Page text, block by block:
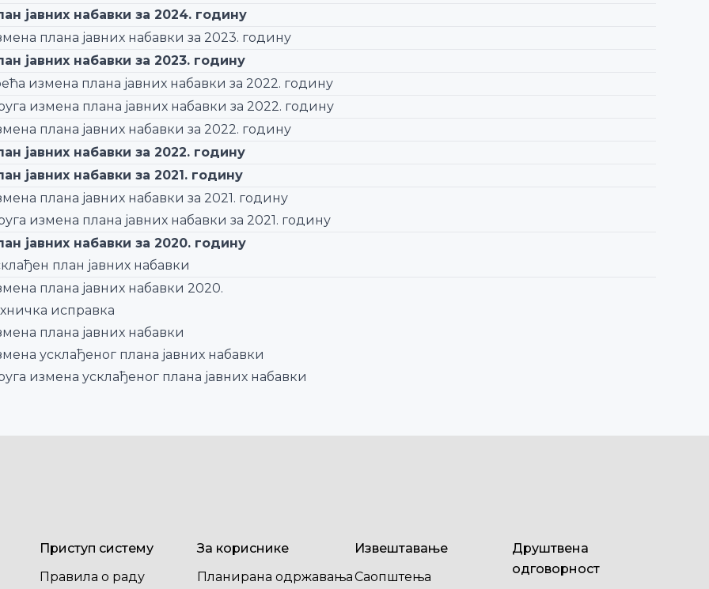
јавних набавки за 2024. годину
плана јавних набавки за 2023. годину
јавних набавки за 2023. годину
измена плана јавних набавки за 2022. годину
измена плана јавних набавки за 2022. годину
плана јавних набавки за 2022. годину
јавних набавки за 2022. годину
јавних набавки за 2021. годину
плана јавних набавки за 2021. годину
измена плана јавних набавки за 2021. годину
јавних набавки за 2020. годину
план јавних набавки
плана јавних набавки 2020.
исправка
плана јавних набавки
усклађеног плана јавних набавки
измена усклађеног плана јавних набавки
Приступ систему
Правила о раду
За кориснике
Планирана одржавања
Извештавање
Саопштења
Друштвена
одговорност